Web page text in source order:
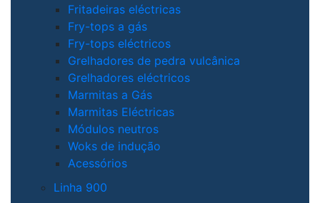
Fritadeiras eléctricas
Fry-tops a gás
Fry-tops eléctricos
Grelhadores de pedra vulcânica
Grelhadores eléctricos
Marmitas a Gás
Marmitas Eléctricas
Módulos neutros
Woks de indução
Acessórios
Linha 900